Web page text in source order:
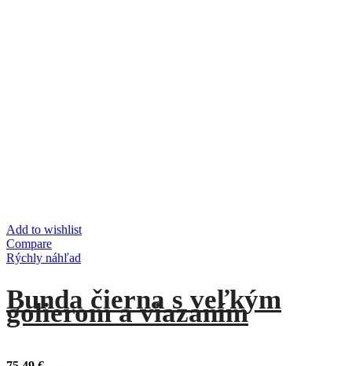
Add to wishlist
Compare
Rýchly náhľad
Bunda čierna s veľkým
golierom a viazaním